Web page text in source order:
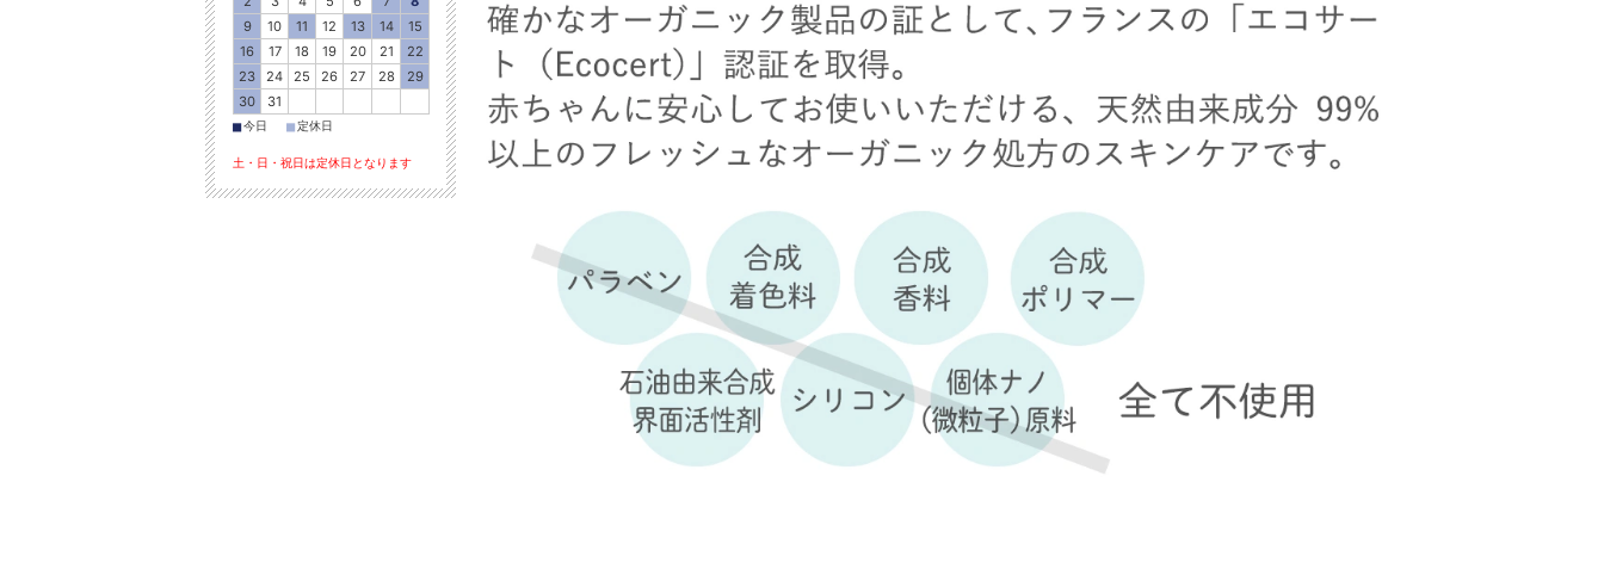
9
10 11 12 13 14
15
16
17 18 19 20 21
22
23
24 25 26 27 28
29
30
31
■今日 ■定休日
土・日・祝日は定休日となります